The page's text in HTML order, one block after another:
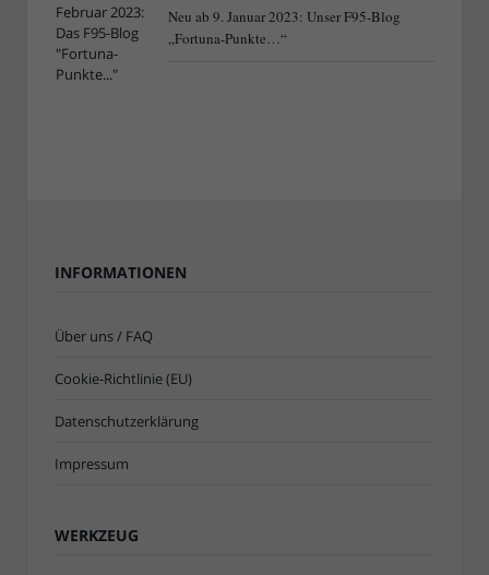
Neu ab 9. Januar 2023: Unser F95-Blog
„Fortuna-Punkte…“
INFORMATIONEN
Über uns / FAQ
Cookie-Richtlinie (EU)
Datenschutzerklärung
Impressum
WERKZEUG